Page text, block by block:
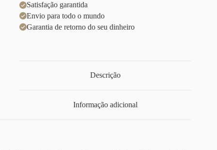
Satisfação garantida
Envio para todo o mundo
Garantia de retorno do seu dinheiro
Descrição
Informação adicional